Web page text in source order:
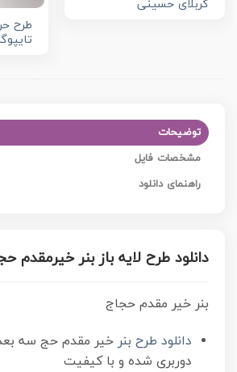
کربلای حسینی
طرح
توضیحات
مشخصات فایل
راهنمای دانلود
دانلود طرح لایه باز بنر خیرمقدم
بنر خیر مقدم حجاج
دانلود طرح بنر خیر مقدم حج سه
دوربری شده و با کیفیت